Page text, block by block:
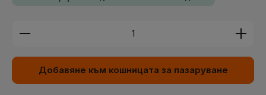
Количество на продукта: Въведете желаната
Добавяне към кошницата за пазаруване